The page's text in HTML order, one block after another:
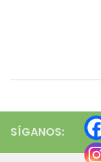
SÍGANOS: